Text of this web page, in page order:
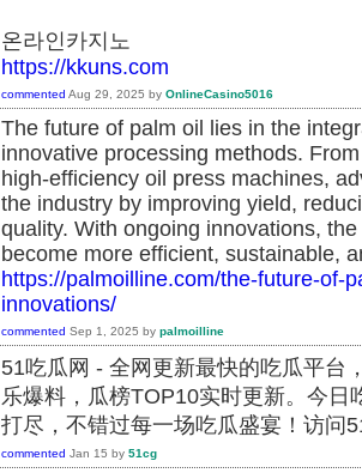
온라인카지노
https://kkuns.com
commented Aug 29, 2025 by OnlineCasino5016
The future of palm oil lies in the
innovative processing methods.
high-efficiency oil press machines,
the industry by improving yield,
quality. With ongoing innovations,
become more efficient, sustainable,
https://palmoilline.com/the-future-of-
innovations/
commented Sep 1, 2025 by palmoilline
51吃瓜网 - 全网更新最快的吃瓜平台
乐爆料，瓜榜TOP10实时更新。今
打尽，不错过每一场吃瓜盛宴！访问
commented Jan 15 by 51cg